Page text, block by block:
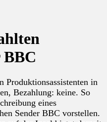
Produktionsassistenten in
Bezahlung: keine. So
eines
Sender BBC vorstellen.